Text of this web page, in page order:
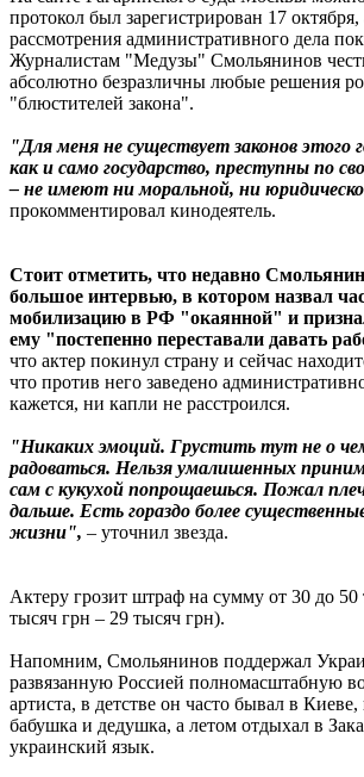
протокол был зарегистрирован 17 октября,
рассмотрения административного дела
Журналистам "Медузы" Смольянинов
абсолютно безразличны любые решения
"блюстителей закона".
"Для меня не существует законов этого
как и само государство, преступны по
– не имеют ни моральной, ни
прокомментировал кинодеятель.
Стоит отметить, что недавно
большое интервью, в котором назвал
мобилизацию в РФ "окаянной" и
ему "постепенно переставали давать
что актер покинул страну и сейчас
что против него заведено
кажется, ни капли не расстроился.
"Никаких эмоций. Грустить тут не о
радоваться. Нельзя умалишенных
сам с кукухой попрощаешься. Пожал
дальше. Есть гораздо более
жизни", – уточнил звезда.
Актеру грозит штраф на сумму от 30 до 50
тысяч грн – 29 тысяч грн).
Напомним, Смольянинов поддержал
развязанную Россией полномасштабную
артиста, в детстве он часто бывал в
бабушка и дедушка, а летом отдыхал в
украинский язык.